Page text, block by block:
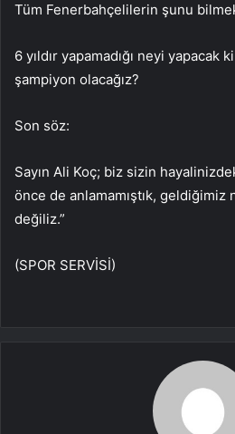
Tüm Fenerbahçelilerin şunu
6 yıldır yapamadığı neyi yapacak
şampiyon olacağız?
Son söz:
Sayın Ali Koç; biz sizin
önce de anlamamıştık, geldiğimiz
değiliz.”
(SPOR SERVİSİ)